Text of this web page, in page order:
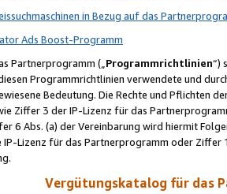
in Bezug auf das
Ads Boost-Programm
Partnerprogramm („Programmrichtlinien“)
Programmrichtlinien verwendete und
Bedeutung. Die Rechte und Pflichten
Ziffer 3 der IP-Lizenz für das
6 Abs. (a) der Vereinbarung wird hiermit
Lizenz für das Partnerprogramm oder
Vergütungskatalog für das